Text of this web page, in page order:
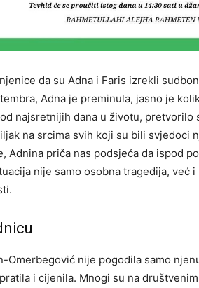
da su Adna i Faris izrekli
Adna je preminula, jasno je
najsretnijih dana u životu, pretvorilo
na srcima svih koji su bili svjedoci
Adnina priča nas podsjeća da ispod
nije samo osobna tragedija, već
Omerbegović nije pogodila samo
i cijenila. Mnogi su na